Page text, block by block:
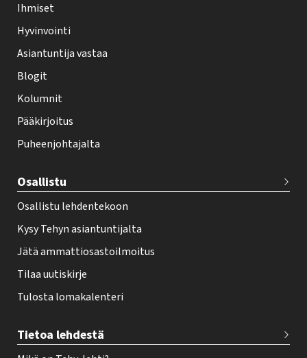
e
h
t
i
f
o
t
r
Ihmiset
Hyvinvointi
Asiantuntija vastaa
Blogit
Kolumnit
Pääkirjoitus
Puheenjohtajalta
Osallistu
Osallistu lehdentekoon
Kysy Tehyn asiantuntijalta
Jätä ammattiosastoilmoitus
Tilaa uutiskirje
Tulosta lomakalenteri
Tietoa lehdestä